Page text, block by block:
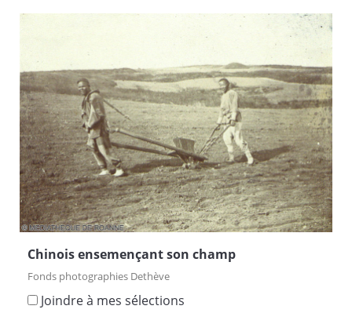
Chinois ensemençant son champ
Fonds photographies Dethève
Joindre à mes sélections